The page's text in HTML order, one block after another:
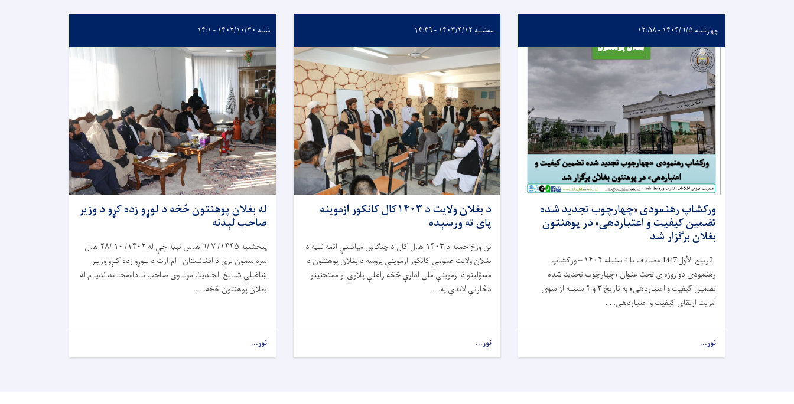
چهارشنبه ۱۴۰۴/۶/۵ - ۱۲:۵۸
ورکشاپ رهنمودی «چهارچوب تجدید شده
تضمین کیفیت و اعتباردهی» در پوهنتون
بغلان برگزار شد
2
ربیع الأول 1447 مصادف با 4 سنبله ۱۴۰۴ – ورکشاپ
رهنمودی دو روزه‌ای تحت عنوان «چهارچوب تجدید شده
تضمین کیفیت و اعتباردهی» به تاریخ ۳ و ۴ سنبله از سوی
آمریت ارتقای کیفیت و اعتباردهی. . .
نور...
سه‌شنبه ۱۴۰۳/۴/۱۲ - ۱۴:۴۹
د بغلان ولايت د ۱۴۰۳کال کانکور ازموینه
پای ته ورسېده
نن ورځ جمعه د۱۴۰۳ ھ.ل کال د چنګاښ مياشتې اتمه نېټه د
بغلان ولایت عمومي کانکور ازموینې پروسه د بغلان پوهنتون د
مسؤلینو د ازموینې ملي ادارې څخه راغلې پلاوي او ممتحنينو
دڅارنې لاندې په. . .
نور...
شنبه ۱۴۰۲/۱۰/۳۰ - ۱۴:۱
له بغلان پوهنتون څخه د لوړو زده کړو د وزير
صاحب لېدنه
پنجشنبه ۱۴۴۵/ ۷ /۶ ھ.س نېټه چې له ۱۴۰۲/ ۱۰ /۲۸
ھ.ل
سره سمون لري د افغانستان ا-ام.ارت د لـوړو زده کـړو وزیـر
ښاغـلي شـ.يخ الحـدیث مولـ.وی صاحب نـ.داءمحـ.مد نديـ.م له
بغلان پوهنتون څخه. . .
نور...